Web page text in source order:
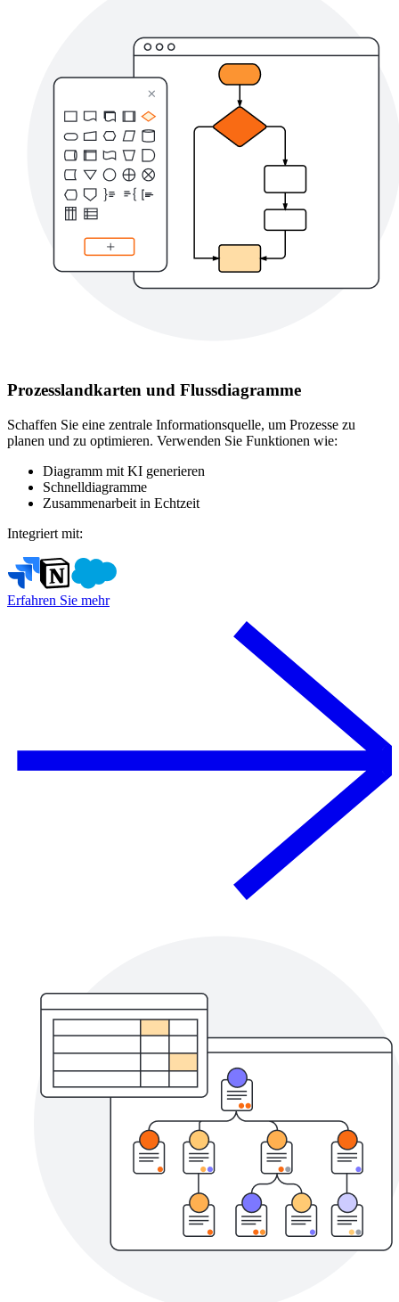
Prozesslandkarten und Flussdiagramme
Schaffen Sie eine zentrale Informationsquelle, um Prozesse zu
planen und zu optimieren. Verwenden Sie Funktionen wie:
Diagramm mit KI generieren
Schnelldiagramme
Zusammenarbeit in Echtzeit
Integriert mit:
Erfahren Sie mehr